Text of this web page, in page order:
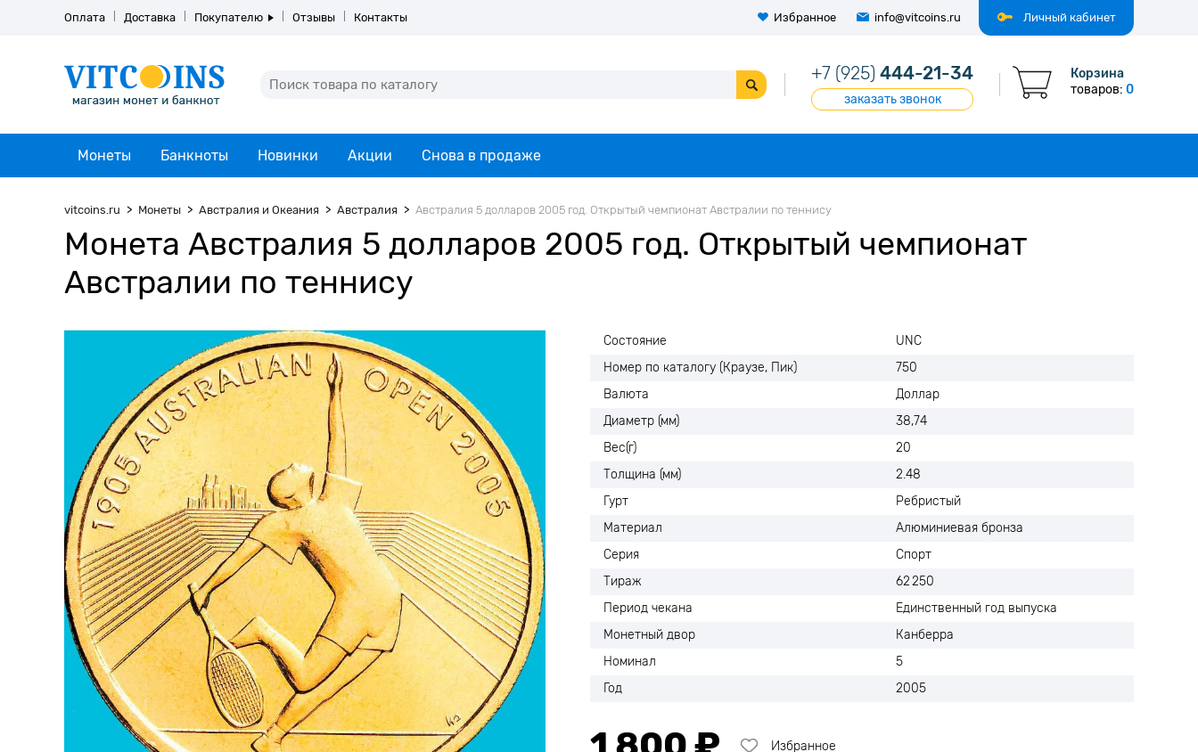
Личный кабинет
Оплата Доставка Покупателю Отзывы Контакты Избранное info@vitcoins.ru
+7 (925) 444-21-34
заказать звонок
Корзина
товаров: 0
Монеты Банкноты Новинки Акции Снова в продаже
vitcoins.ru Монеты Австралия и Океания Австралия Австралия 5 долларов 2005 год. Открытый чемпионат Австралии по теннису
Монета Австралия 5 долларов 2005 год. Открытый чемпионат
Австралии по теннису
Состояние
UNC
Номер по каталогу (Краузе, Пик)
750
Валюта
Доллар
Диаметр (мм)
38,74
Вес(г)
20
Толщина (мм)
2.48
Гурт
Ребристый
Материал
Алюминиевая бронза
Серия
Спорт
Тираж
62 250
Период чекана
Единственный год выпуска
Монетный двор
Канберра
Номинал
5
Год
2005
Избранное